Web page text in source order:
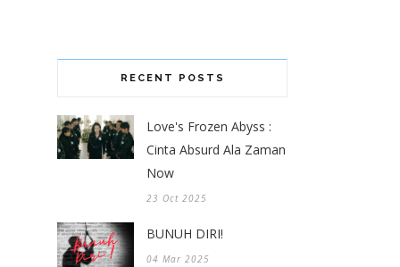
RECENT POSTS
Love's Frozen Abyss :
Cinta Absurd Ala Zaman
Now
23 Oct 2025
BUNUH DIRI!
04 Mar 2025